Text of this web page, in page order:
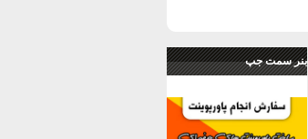
بنر سمت جپ